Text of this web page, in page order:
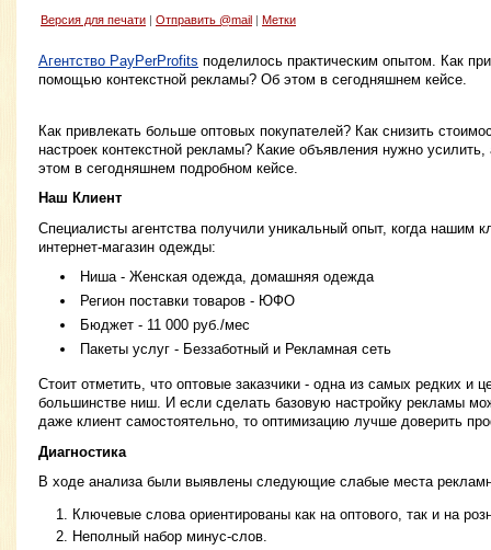
Версия для печати Отправить @mail Метки
Агентство PayPerProfits поделилось практическим опытом. Как
помощью контекстной рекламы? Об этом в сегодняшнем кейсе.
Как привлекать больше оптовых покупателей? Как снизить
настроек контекстной рекламы? Какие объявления нужно усилить,
этом в сегодняшнем подробном кейсе.
Наш Клиент
Специалисты агентства получили уникальный опыт, когда нашим
интернет-магазин одежды:
Ниша - Женская одежда, домашняя одежда
Регион поставки товаров - ЮФО
Бюджет - 11 000 руб./мес
Пакеты услуг - Беззаботный и Рекламная сеть
Стоит отметить, что оптовые заказчики - одна из самых редких и
большинстве ниш. И если сделать базовую настройку рекламы
даже клиент самостоятельно, то оптимизацию лучше доверить
Диагностика
В ходе анализа были выявлены следующие слабые места
Ключевые слова ориентированы как на оптового, так и на
Неполный набор минус-слов.